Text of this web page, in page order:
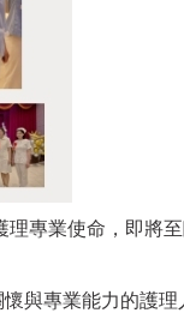
專業使命，即將
與專業能力的護理